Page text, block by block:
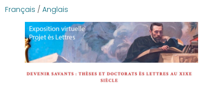
Français / Anglais